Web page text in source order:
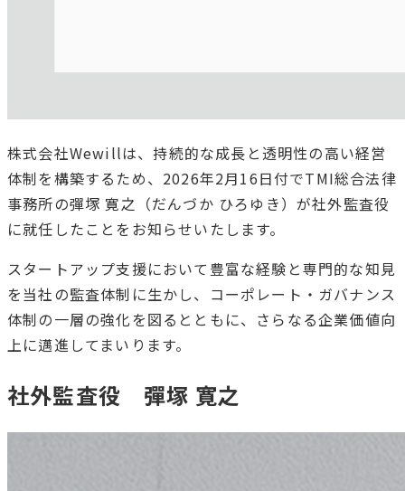
株式会社Wewillは、持続的な成長と透明性の高い経営
体制を構築するため、2026年2月16日付でTMI総合法律
事務所の彈塚 寛之（だんづか ひろゆき）が社外監査役
に就任したことをお知らせいたします。
スタートアップ支援において豊富な経験と専門的な知見
を当社の監査体制に生かし、コーポレート・ガバナンス
体制の一層の強化を図るとともに、さらなる企業価値向
上に邁進してまいります。
社外監査役 彈塚 寛之